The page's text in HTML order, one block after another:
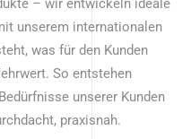
unserem internationalen
was für den Kunden
So entstehen
unserer Kunden
praxisnah.